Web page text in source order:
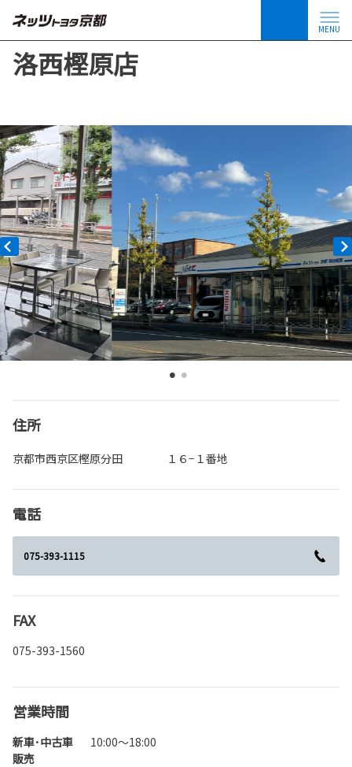
MENU
洛西樫原店
住所
京都市西京区樫原分田 １６−１番地
電話
075-393-1115
FAX
075-393-1560
営業時間
新車･中古車
販売
10:00～18:00